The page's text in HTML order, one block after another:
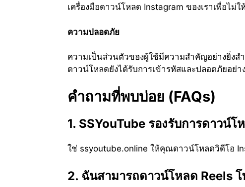
เครื่องมือดาวน์โหลด Instagram ของเราเพื่อไ
ความปลอดภัย
ความเป็นส่วนตัวของผู้ใช้มีความสำคัญอย่างยิ่งส
ดาวน์โหลดยังได้รับการเข้ารหัสและปลอดภัยอย่
คำถามที่พบบ่อย (FAQs)
1. SSYouTube รองรับการดาวน์
ใช่ ssyoutube.online ให้คุณดาวน์โหลดวิดีโอ
2. ฉันสามารถดาวน์โหลด Reels